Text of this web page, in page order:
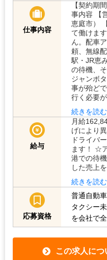
仕事内容
【契約期
事内容 【
恵庭市）
て働けま
ん。配車
頼、無線
駅・JR恵
の待機、
ジャンボ
事が殆ど
行く必要
続きを読む
給与
月給
げにより
ドライバ
ます！ ☆
港での待
した売上
続きを読む
応募資格
普通自動
タクシー
を会社で
この求人に